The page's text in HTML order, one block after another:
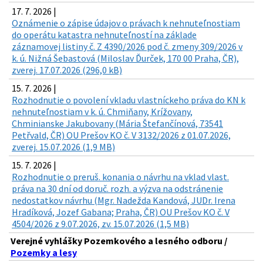
17. 7. 2026 |
Oznámenie o zápise údajov o právach k nehnuteľnostiam
do operátu katastra nehnuteľností na základe
záznamovej listiny č. Z 4390/2026 pod č. zmeny 309/2026 v
k. ú. Nižná Šebastová (Miloslav Ďurček, 170 00 Praha, ČR),
zverej. 17.07.2026 (296,0 kB)
15. 7. 2026 |
Rozhodnutie o povolení vkladu vlastníckeho práva do KN k
nehnuteľnostiam v k. ú. Chmiňany, Krížovany,
Chminianske Jakubovany (Mária Štefančínová, 73541
Petřvald, ČR) OU Prešov KO č. V 3132/2026 z 01.07.2026,
zverej. 15.07.2026 (1,9 MB)
15. 7. 2026 |
Rozhodnutie o preruš. konania o návrhu na vklad vlast.
práva na 30 dní od doruč. rozh. a výzva na odstránenie
nedostatkov návrhu (Mgr. Nadežda Kandová, JUDr. Irena
Hradíková, Jozef Gabana; Praha, ČR) OU Prešov KO č. V
4504/2026 z 9.07.2026, zv. 15.07.2026 (1,5 MB)
Verejné vyhlášky Pozemkového a lesného odboru /
Pozemky a lesy